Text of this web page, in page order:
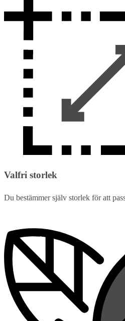
Valfri storlek
Du bestämmer själv storlek för att